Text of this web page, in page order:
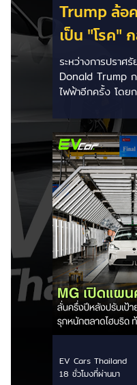
Trump ล้อ
เป็น "โรค"
เสียง! 🚘⚡
ระหว่างการปราศ
Donald Trump
ไฟฟ้าอีกครั้ง โดย
ใช้รถยนต์ไฟฟ้าว่
เพราะเริ่มกังวลเ
เหลือไฟจำนวนมา
นีชาร์จอยู่ตลอดเ
เป็นการพาดพิงถึ
Anxiety หรือควา
วิ่งของรถ EV
ปัจจุบันรถยนต์ไฟ
ประมาณ 7% ขอ
สหรัฐฯ และใช้ตัวเ
ประกอบว่า...
EV Cars Thailand
18 ชั่วโมงที่ผ่านมา